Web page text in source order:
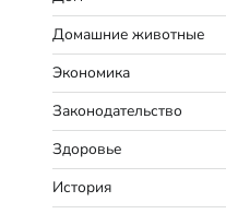
Домашние животные
Экономика
Законодательство
Здоровье
История